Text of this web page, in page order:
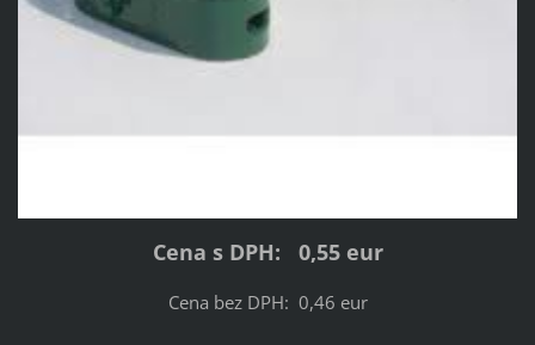
Cena s DPH: 0,55 eur
Cena bez DPH: 0,46 eur